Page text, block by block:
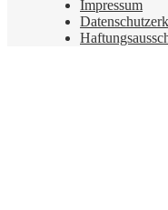
Impressum